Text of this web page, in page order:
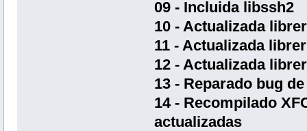
09 - Incluida libssh2
10 - Actualizada
11 - Actualizada
12 - Actualizada
13 - Reparado bug
14 - Recompilado
actualizadas